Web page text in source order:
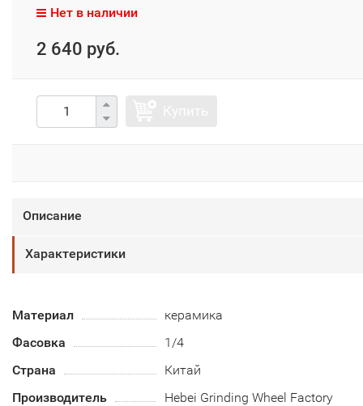
Нет в наличии
2 640 руб.
Описание
Характеристики
Материал
керамика
Фасовка
1/4
Страна
Китай
Производитель
Hebei Grinding Wheel Factory